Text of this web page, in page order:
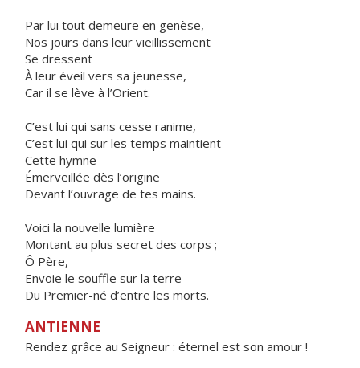
Par lui tout demeure en genèse,
Nos jours dans leur vieillissement
Se dressent
À leur éveil vers sa jeunesse,
Car il se lève à l’Orient.
C’est lui qui sans cesse ranime,
C’est lui qui sur les temps maintient
Cette hymne
Émerveillée dès l’origine
Devant l’ouvrage de tes mains.
Voici la nouvelle lumière
Montant au plus secret des corps ;
Ô Père,
Envoie le souffle sur la terre
Du Premier-né d’entre les morts.
ANTIENNE
Rendez grâce au Seigneur : éternel est son amour !